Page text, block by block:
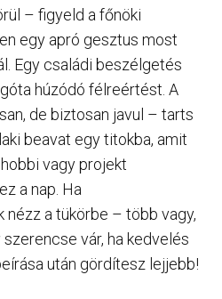
– figyeld a főnöki
egy apró gesztus most
Egy családi beszélgetés
húzódó félreértést. A
de biztosan javul – tarts
beavat egy titokba, amit
vagy projekt
a nap. Ha
nézz a tükörbe – több vagy,
vár, ha kedvelés
után gördítesz lejjebb!